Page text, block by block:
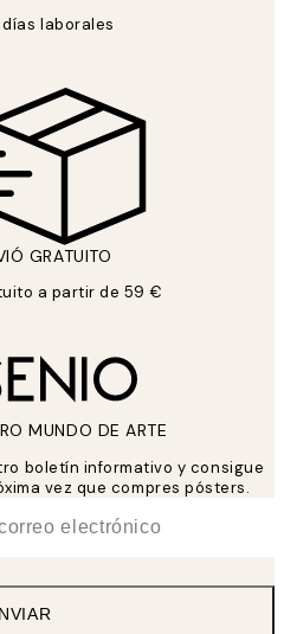
laborales
GRATUITO
a partir de 59 €
MUNDO DE ARTE
boletín informativo y consigue
vez que compres pósters.